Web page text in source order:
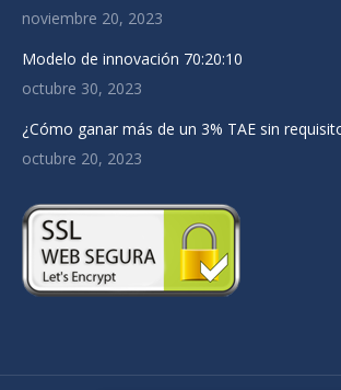
windowwindowwindow
noviembre 20, 2023
Modelo de innovación 70:20:10
octubre 30, 2023
¿Cómo ganar más de un 3% TAE sin
octubre 20, 2023